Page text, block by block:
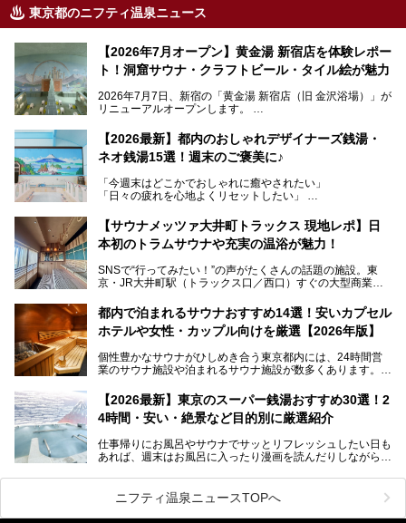
東京都のニフティ温泉ニュース
【2026年7月オープン】黄金湯 新宿店を体験レポー
ト！洞窟サウナ・クラフトビール・タイル絵が魅力
2026年7月7日、新宿の「黄金湯 新宿店（旧 金沢浴場）」が
リニューアルオープンします。
レトロでノスタルジックなタイル絵はそのまま、昔からここ
を知る地元の人にも、新しく足を運んでくれる人にも愛され
る、今の時代の"銭湯"として生まれ変わりました。洞窟のよ
ビアバーなど、新しく登場したスポットも併せて紹介しま
す。充実した設備があるのに、基本の入浴料が銭湯価格の5
【2026最新】都内のおしゃれデザイナーズ銭湯・
ネオ銭湯15選！週末のご褒美に♪
「今週末はどこかでおしゃれに癒やされたい」
「日々の疲れを心地よくリセットしたい」
となっている新しいスタイルの銭湯です。
最近、SNSやメディアで「デザイナーズ銭湯」や「ネオ銭
本記事では、そもそもこれらがどんな銭湯なのか、その気に
いおしゃれな名店15選を、おすすめの順番で一挙にご紹介
します。
【サウナメッツァ大井町トラックス 現地レポ】日
本初のトラムサウナや充実の温浴が魅力！
SNSで“行ってみたい！”の声がたくさんの話題の施設。東
京・JR大井町駅（トラックス口／西口）すぐの大型商業施
ツァ大井町トラックス」がニューオープン。施設の様子をレ
ポ―トします。
都内で泊まれるサウナおすすめ14選！安いカプセル
ホテルや女性・カップル向けを厳選【2026年版】
個性豊かなサウナがひしめき合う東京都内には、24時間営
業のサウナ施設や泊まれるサウナ施設が数多くあります。
を旅の目的とする「サ旅」や自分へのご褒美のための宿泊な
ど、自分の好きなタイミングで好きなだけサ活ができるのが
魅力です。
最近では、男性専用施設だけでなく、カップルや女性に嬉し
い個室サウナも増えてきました。
ら、特におすすめしたい施設14選をご紹介します。
【2026最新】東京のスーパー銭湯おすすめ30選！2
4時間・安い・絶景など目的別に厳選紹介
仕事帰りにお風呂やサウナでサッとリフレッシュしたい日も
あれば、週末はお風呂に入ったり漫画を読んだりしながら一
また、終電を逃してしまい、「このまま朝までゆっくりでき
る場所があれば」と探した経験がある人も多いのではないで
しょうか。
ニフティ温泉ニュースTOPへ